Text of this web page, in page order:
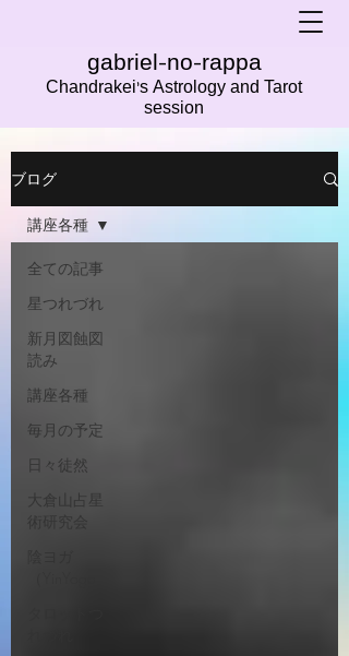
gabriel-no-rappa
Chandrakei's Astrology and Tarot
session
ブログ
全ての記事
星つれづれ
新月図蝕図
読み
講座各種
毎月の予定
日々徒然
大倉山占星
術研究会
講座各種